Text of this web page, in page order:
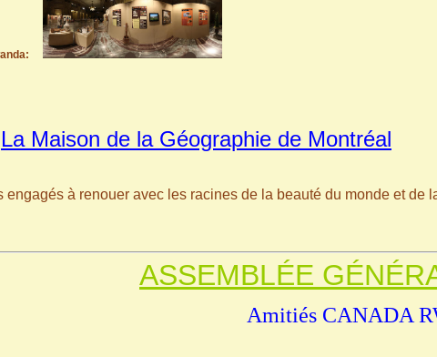
La Maison de la Géographie de Montréal
à renouer avec les racines de la beauté du monde et
ASSEMBLÉE
Amitiés CANADA